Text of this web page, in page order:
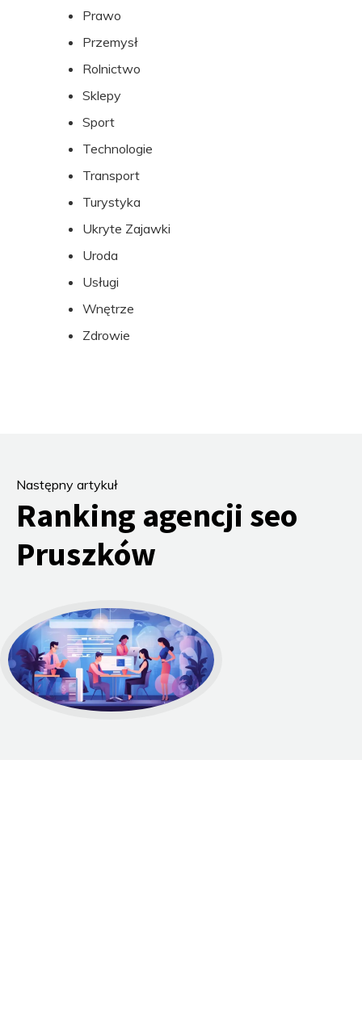
Prawo
Przemysł
Rolnictwo
Sklepy
Sport
Technologie
Transport
Turystyka
Ukryte Zajawki
Uroda
Usługi
Wnętrze
Zdrowie
Następny artykuł
Ranking agencji seo
Pruszków